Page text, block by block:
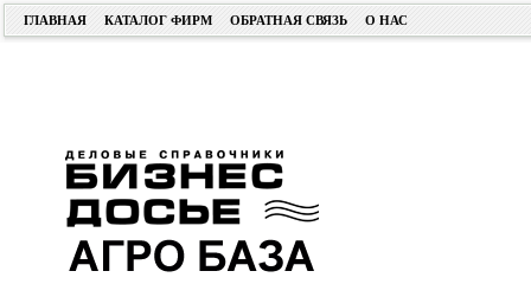
ГЛАВНАЯ КАТАЛОГ ФИРМ ОБРАТНАЯ СВЯЗЬ О НАС